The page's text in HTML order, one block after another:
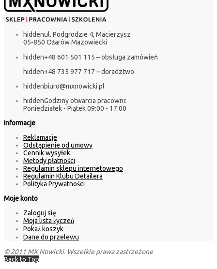
hiddenul. Podgrodzie 4, Macierzysz
05-850 Ożarów Mazowiecki
hidden+48 601 501 115 – obsługa zamówień
hidden+48 735 977 717 – doradztwo
hiddenbiuro@mxnowicki.pl
hiddenGodziny otwarcia pracowni:
Poniedziałek - Piątek 09:00 - 17:00
Informacje
Reklamacje
Odstąpienie od umowy
Cennik wysyłek
Metody płatności
Regulamin sklepu internetowego
Regulamin Klubu Detailera
Polityka Prywatności
Moje konto
Zaloguj się
Moja lista życzeń
Pokaż koszyk
Dane do przelewu
© 2011 MX Nowicki. Wszelkie prawa zastrzeżone
Back to Top